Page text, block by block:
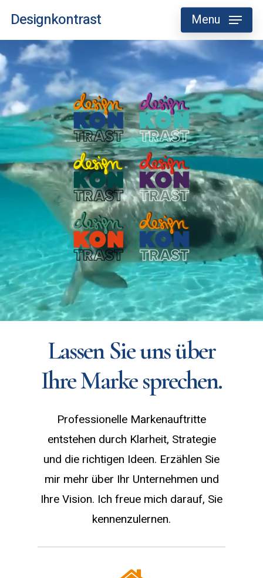
main
content
Designkontrast Menu
Lassen Sie uns über
Ihre Marke sprechen.
Professionelle Markenauftritte
entstehen durch Klarheit, Strategie
und die richtigen Ideen. Erzählen Sie
mir mehr über Ihr Unternehmen und
Ihre Vision. Ich freue mich darauf, Sie
kennenzulernen.